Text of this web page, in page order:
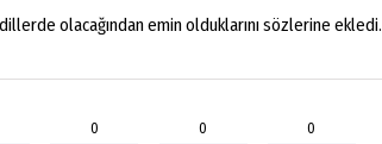
olacağından emin olduklarını sözlerine ekledi.
0 0 0